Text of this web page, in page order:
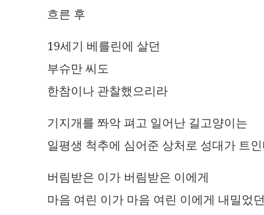
흐른 후
19세기 베를린에 살던
부슈만 씨도
한참이나 관찰했으리라
기지개를 쫘악 펴고 일어난 길고양이는
일평생 척추에 심어준 상처로 성대가 트
버림받은 이가 버림받은 이에게
마음 여린 이가 마음 여린 이에게 내밀었